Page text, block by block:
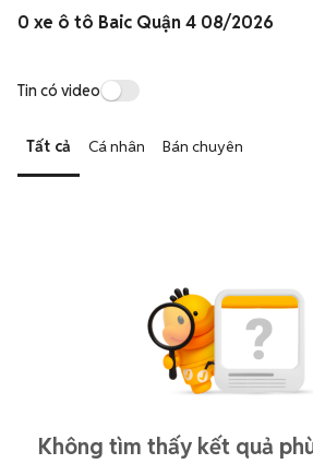
0 xe ô tô Baic Quận 4 08/2026
Tin có video
Tất cả Cá nhân Bán chuyên
Không tìm thấy kết quả